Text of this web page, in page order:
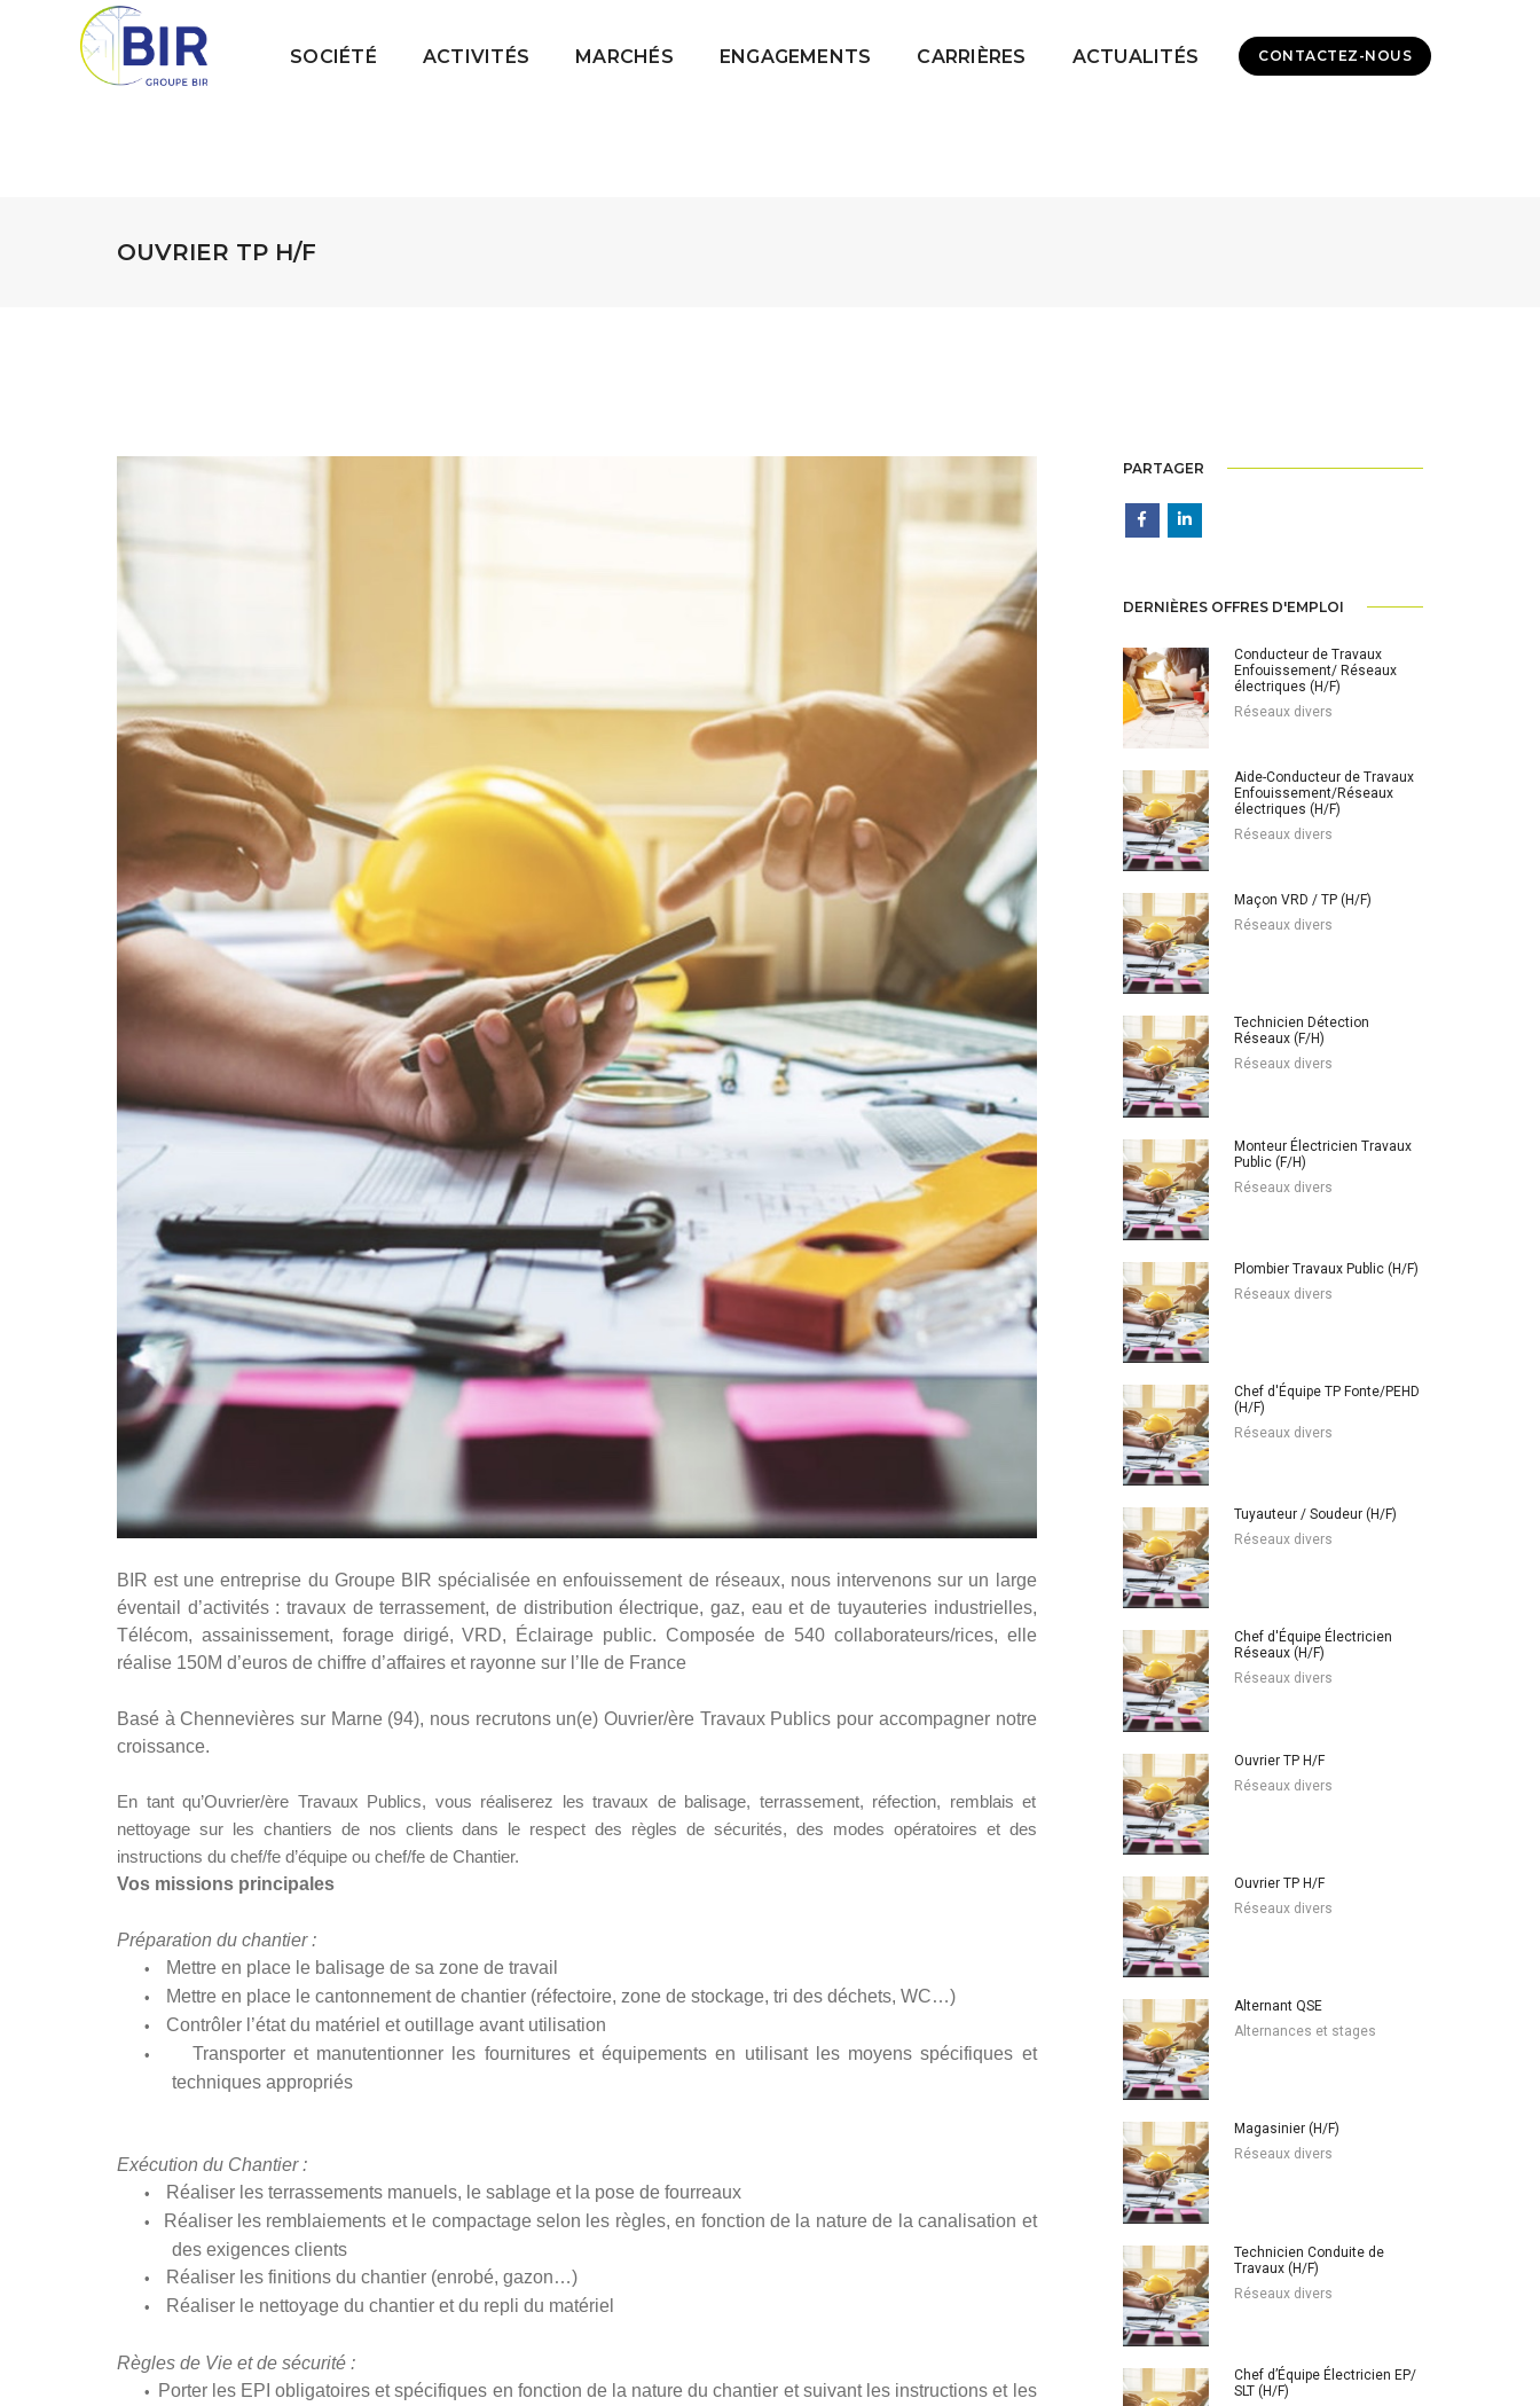
SOCIÉTÉ ACTIVITÉS MARCHÉS ENGAGEMENTS CARRIÈRES ACTUALITÉS CONTACTEZ-NOUS
OUVRIER TP H/F
BIR est une entreprise du Groupe BIR spécialisée en enfouissement de réseaux, nous intervenons sur un large
éventail d’activités : travaux de terrassement, de distribution électrique, gaz, eau et de tuyauteries industrielles,
Télécom, assainissement, forage dirigé, VRD, Éclairage public. Composée de 540 collaborateurs/rices, elle
réalise 150M d’euros de chiffre d’affaires et rayonne sur l’Ile de France
Basé à Chennevières sur Marne (94), nous recrutons un(e) Ouvrier/ère Travaux Publics pour accompagner notre
croissance.
En tant qu’Ouvrier/ère Travaux Publics, vous réaliserez les travaux de balisage, terrassement, réfection, remblais et
nettoyage sur les chantiers de nos clients dans le respect des règles de sécurités, des modes opératoires et des
instructions du chef/fe d’équipe ou chef/fe de Chantier.
Vos missions principales
Préparation du chantier :
• Mettre en place le balisage de sa zone de travail
• Mettre en place le cantonnement de chantier (réfectoire, zone de stockage, tri des déchets, WC…)
• Contrôler l’état du matériel et outillage avant utilisation
•
Transporter et manutentionner les fournitures et équipements en utilisant les moyens spécifiques et
techniques appropriés
Exécution du Chantier :
• Réaliser les terrassements manuels, le sablage et la pose de fourreaux
•
Réaliser les remblaiements et le compactage selon les règles, en fonction de la nature de la canalisation et
des exigences clients
• Réaliser les finitions du chantier (enrobé, gazon…)
• Réaliser le nettoyage du chantier et du repli du matériel
Règles de Vie et de sécurité :
•
Porter les EPI obligatoires et spécifiques en fonction de la nature du chantier et suivant les instructions et les
PARTAGER
DERNIÈRES OFFRES D'EMPLOI
Conducteur de Travaux
Enfouissement/ Réseaux
électriques (H/F)
Réseaux divers
Aide-Conducteur de Travaux
Enfouissement/Réseaux
électriques (H/F)
Réseaux divers
Maçon VRD / TP (H/F)
Réseaux divers
Technicien Détection
Réseaux (F/H)
Réseaux divers
Monteur Électricien Travaux
Public (F/H)
Réseaux divers
Plombier Travaux Public (H/F)
Réseaux divers
Chef d'Équipe TP Fonte/PEHD
(H/F)
Réseaux divers
Tuyauteur / Soudeur (H/F)
Réseaux divers
Chef d'Équipe Électricien
Réseaux (H/F)
Réseaux divers
Ouvrier TP H/F
Réseaux divers
Ouvrier TP H/F
Réseaux divers
Alternant QSE
Alternances et stages
Magasinier (H/F)
Réseaux divers
Technicien Conduite de
Travaux (H/F)
Réseaux divers
Chef d’Équipe Électricien EP/
SLT (H/F)